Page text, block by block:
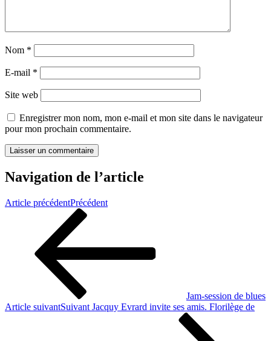
Nom *
E-mail *
Site web
Enregistrer mon nom, mon e-mail et mon site dans le navigateur
pour mon prochain commentaire.
Navigation de l’article
Article précédentPrécédent
Jam-session de blues
Article suivantSuivant Jacquy Evrard invite ses amis. Florilège de